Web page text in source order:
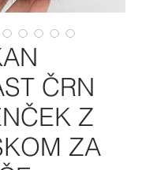
ČRN
Z
ZA